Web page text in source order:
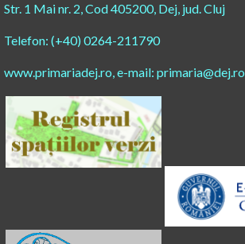
Str. 1 Mai nr. 2, Cod 405200, Dej, jud. Cluj
Telefon: (+40) 0264-211790
www.primariadej.ro, e-mail: primaria@dej.ro​